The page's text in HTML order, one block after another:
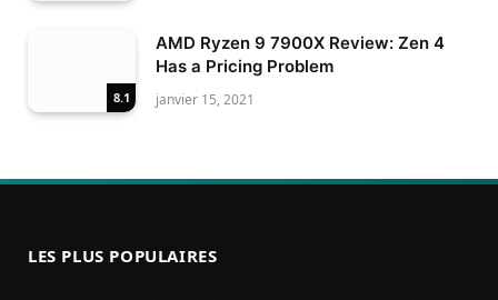
8.1
AMD Ryzen 9 7900X Review: Zen 4
Has a Pricing Problem
janvier 15, 2021
LES PLUS POPULAIRES